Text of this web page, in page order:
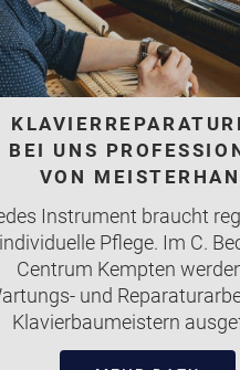
BEI UNS
VON
Instrument braucht
individuelle Pflege. Im C.
Centrum Kempten
und
Klavierbaumeistern